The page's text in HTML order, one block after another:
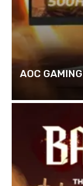
AOC